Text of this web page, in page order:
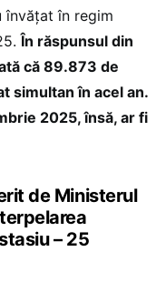
învățat în regim
În răspunsul din
că 89.873 de
simultan în acel an.
2025, însă, ar fi
de Ministerul
– 25